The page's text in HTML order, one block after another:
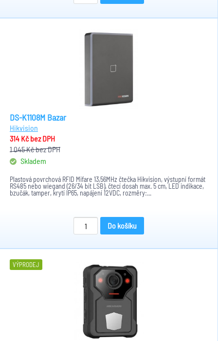
DS-K1108M Bazar
Hikvision
314 Kčbez DPH
1 045 Kčbez DPH
Skladem
Plastová povrchová RFID Mifare 13,56MHz čtečka Hikvision, výstupní formát
RS485 nebo wiegand (26/34 bit LSB), čtecí dosah max. 5 cm, LED indikace,
bzučák, tamper, krytí IP65, napájení 12VDC, rozměry:...
Do košíku
VÝPRODEJ